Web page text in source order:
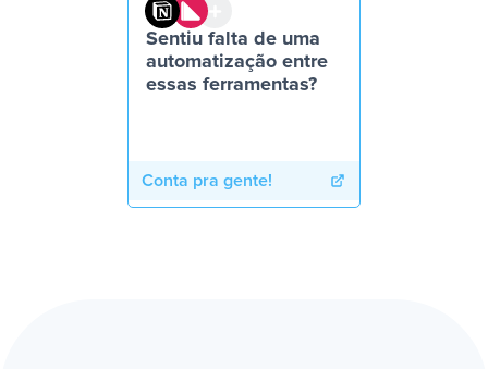
Sentiu falta de uma
automatização entre
essas ferramentas?
Conta pra gente!